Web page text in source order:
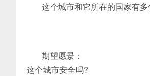
这个城市和它所在的国家有多
期望愿景：
这个城市安全吗?